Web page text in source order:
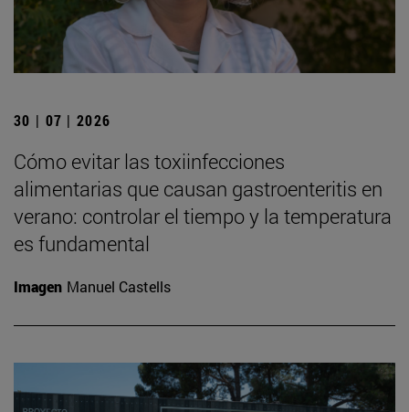
30 | 07 | 2026
Cómo evitar las toxiinfecciones
alimentarias que causan gastroenteritis en
verano: controlar el tiempo y la temperatura
es fundamental
Imagen Manuel Castells